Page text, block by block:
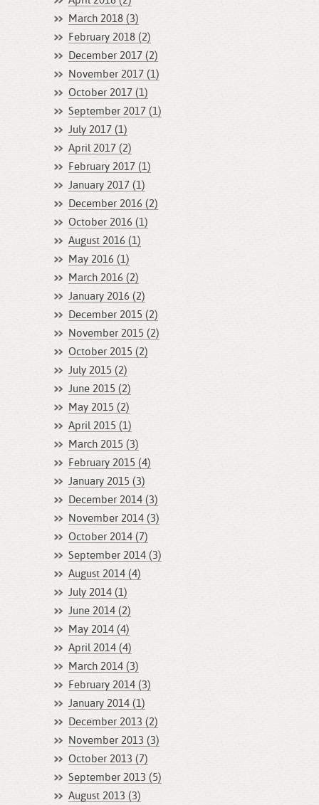
March 2018 (3)
February 2018 (2)
December 2017 (2)
November 2017 (1)
October 2017 (1)
September 2017 (1)
July 2017 (1)
April 2017 (2)
February 2017 (1)
January 2017 (1)
December 2016 (2)
October 2016 (1)
August 2016 (1)
May 2016 (1)
March 2016 (2)
January 2016 (2)
December 2015 (2)
November 2015 (2)
October 2015 (2)
July 2015 (2)
June 2015 (2)
May 2015 (2)
April 2015 (1)
March 2015 (3)
February 2015 (4)
January 2015 (3)
December 2014 (3)
November 2014 (3)
October 2014 (7)
September 2014 (3)
August 2014 (4)
July 2014 (1)
June 2014 (2)
May 2014 (4)
April 2014 (4)
March 2014 (3)
February 2014 (3)
January 2014 (1)
December 2013 (2)
November 2013 (3)
October 2013 (7)
September 2013 (5)
August 2013 (3)